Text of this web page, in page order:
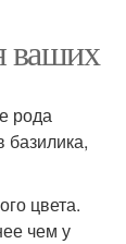
ваших
рода
базилика,
цвета.
чем у